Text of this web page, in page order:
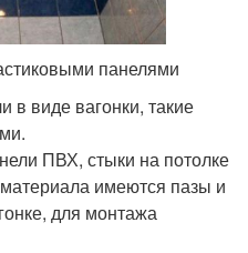
панелями
виде вагонки, такие
ПВХ, стыки на потолке
имеются пазы и
для монтажа